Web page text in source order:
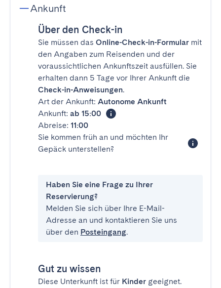
Ankunft
Über den Check-in
Sie müssen das Online-Check-in-Formular mit
den Angaben zum Reisenden und der
voraussichtlichen Ankunftszeit ausfüllen. Sie
erhalten dann 5 Tage vor Ihrer Ankunft die
Check-in-Anweisungen.
Art der Ankunft: Autonome Ankunft
Ankunft: ab 15:00
Abreise: 11:00
Sie kommen früh an und möchten Ihr
Gepäck unterstellen?
Haben Sie eine Frage zu Ihrer
Reservierung?
Melden Sie sich über Ihre E-Mail-
Adresse an und kontaktieren Sie uns
über den Posteingang.
Gut zu wissen
Diese Unterkunft ist für Kinder geeignet.